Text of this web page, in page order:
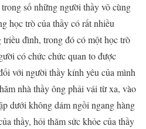
số những người thầy vô cùng
học trò của thầy có rất nhiều
đình, trong đó có một học trò
có chức chức quan to được
với người thầy kính yêu của mình
nhà thầy ông phải vái từ xa, vào
dưới không dám ngồi ngang hàng
thầy, hỏi thăm sức khỏe của thầy